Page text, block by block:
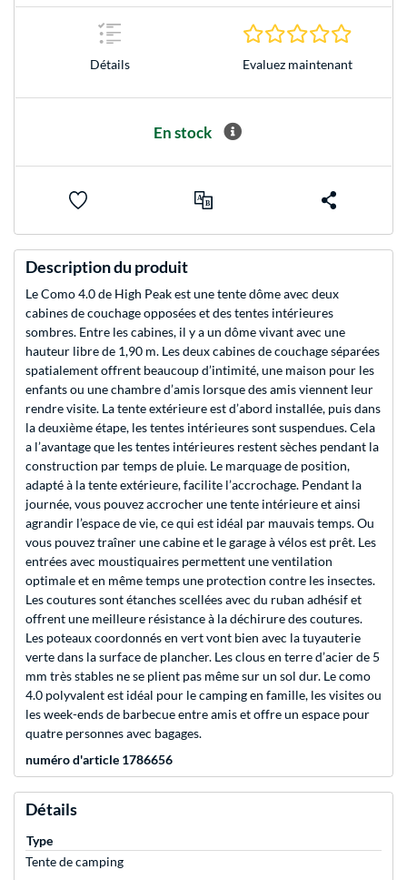
Détails Evaluez maintenant
En stock
Description du produit
Le Como 4.0 de High Peak est une tente dôme avec deux
cabines de couchage opposées et des tentes intérieures
sombres. Entre les cabines, il y a un dôme vivant avec une
hauteur libre de 1,90 m. Les deux cabines de couchage séparées
spatialement offrent beaucoup d’intimité, une maison pour les
enfants ou une chambre d’amis lorsque des amis viennent leur
rendre visite. La tente extérieure est d’abord installée, puis dans
la deuxième étape, les tentes intérieures sont suspendues. Cela
a l’avantage que les tentes intérieures restent sèches pendant la
construction par temps de pluie. Le marquage de position,
adapté à la tente extérieure, facilite l’accrochage. Pendant la
journée, vous pouvez accrocher une tente intérieure et ainsi
agrandir l’espace de vie, ce qui est idéal par mauvais temps. Ou
vous pouvez traîner une cabine et le garage à vélos est prêt. Les
entrées avec moustiquaires permettent une ventilation
optimale et en même temps une protection contre les insectes.
Les coutures sont étanches scellées avec du ruban adhésif et
offrent une meilleure résistance à la déchirure des coutures.
Les poteaux coordonnés en vert vont bien avec la tuyauterie
verte dans la surface de plancher. Les clous en terre d’acier de 5
mm très stables ne se plient pas même sur un sol dur. Le como
4.0 polyvalent est idéal pour le camping en famille, les visites ou
les week-ends de barbecue entre amis et offre un espace pour
quatre personnes avec bagages.
numéro d'article 1786656
Détails
Type
Tente de camping